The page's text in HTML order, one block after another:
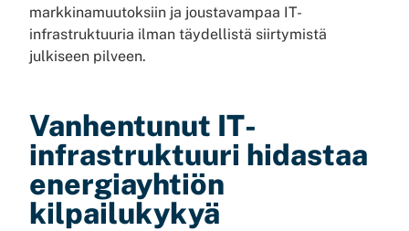
markkinamuutoksiin ja joustavampaa IT-
infrastruktuuria ilman täydellistä siirtymistä
julkiseen pilveen.
Vanhentunut IT-
infrastruktuuri hidastaa
energiayhtiön
kilpailukykyä